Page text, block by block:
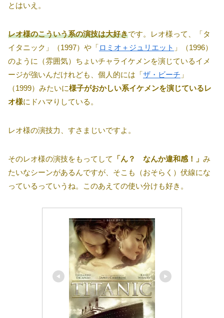
とはいえ。
レオ様のこういう系の演技は大好きです。レオ様って、「タ
イタニック」（1997）や「ロミオ＋ジュリエット 」（1996）
のように（雰囲気）ちょいチャライケメンを演じているイメ
ージが強いんだけれども、個人的には「ザ・ビーチ 」
（1999）みたいに様子がおかしい系イケメンを演じているレ
オ様にドハマりしている。
レオ様の演技力、すさまじいですよ。
そのレオ様の演技をもってして 「ん？ なんか違和感！」 み
たいなシーンがあるんですが、そこも（おそらく）伏線にな
っているっていうね。このあえての使い分けも好き。